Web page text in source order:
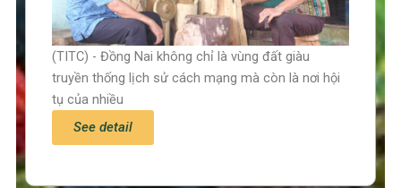
(TITC) - Đồng Nai không chỉ là vùng đất giàu
truyền thống lịch sử cách mạng mà còn là nơi hội
tụ của nhiều
See detail